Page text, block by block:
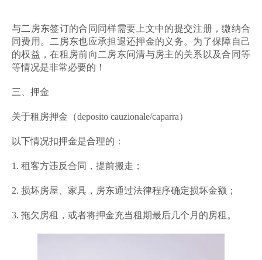
与二房东签订的合同同样需要上文中的提交注册，缴纳合
同费用。二房东也应承担退还押金的义务。为了保障自己
的权益，在租房前向二房东问清与房主的关系以及合同等
等情况是非常必要的！
三、押金
关于租房押金（deposito cauzionale/caparra）
以下情况扣押金是合理的：
1. 租客方违反合同，提前搬走；
2. 损坏房屋、家具，房东通过法律程序确定损坏金额；
3. 拖欠房租，或者将押金充当租期最后几个月的房租。